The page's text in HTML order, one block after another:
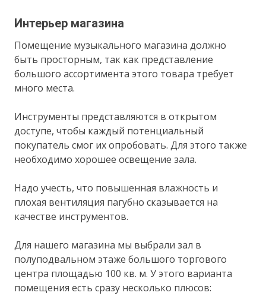
Интерьер магазина
Помещение музыкального магазина должно
быть просторным, так как представление
большого ассортимента этого товара требует
много места.
Инструменты представляются в открытом
доступе, чтобы каждый потенциальный
покупатель смог их опробовать. Для этого также
необходимо хорошее освещение зала.
Надо учесть, что повышенная влажность и
плохая вентиляция пагубно сказывается на
качестве инструментов.
Для нашего магазина мы выбрали зал в
полуподвальном этаже большого торгового
центра площадью 100 кв. м. У этого варианта
помещения есть сразу несколько плюсов: